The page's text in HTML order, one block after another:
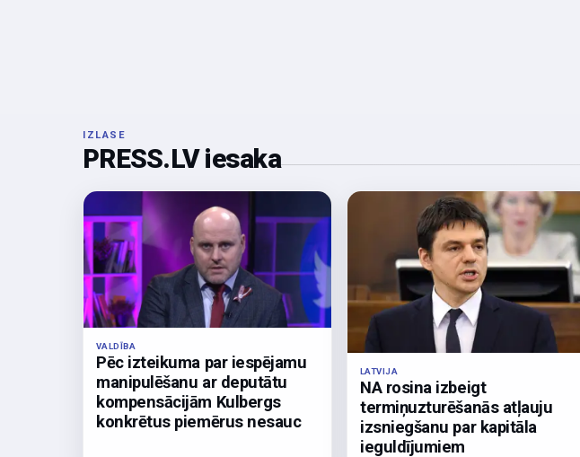
IZLASE
PRESS.LV iesaka
VALDĪBA
Pēc izteikuma par iespējamu
manipulēšanu ar deputātu
kompensācijām Kulbergs
konkrētus piemērus nesauc
LATVIJA
NA rosina izbeigt
termiņuzturēšanās atļauju
izsniegšanu par kapitāla
ieguldījumiem